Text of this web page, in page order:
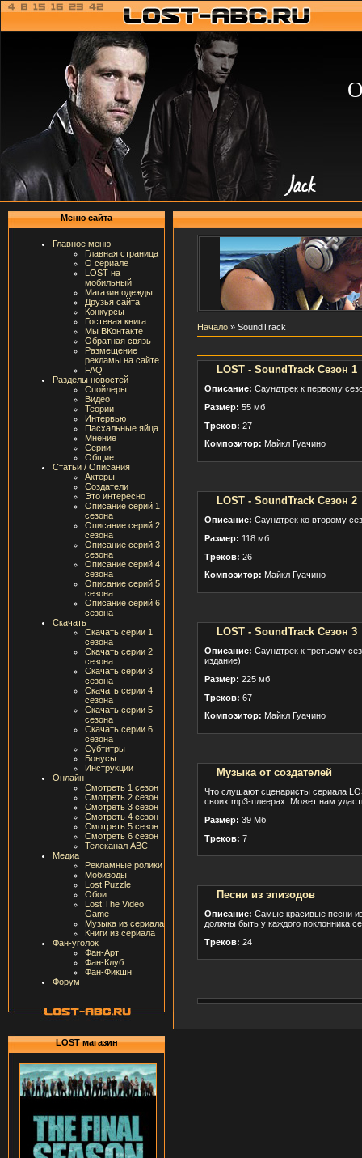
Меню сайта
Главное меню
Главная страница
О сериале
LOST на
мобильный
Магазин одежды
Друзья сайта
Конкурсы
Гостевая книга
Мы ВКонтакте
Обратная связь
Размещение
рекламы на сайте
FAQ
Разделы новостей
Спойлеры
Видео
Теории
Интервью
Пасхальные яйца
Мнение
Серии
Общие
Статьи / Описания
Актеры
Создатели
Это интересно
Описание серий 1
сезона
Описание серий 2
сезона
Описание серий 3
сезона
Описание серий 4
сезона
Описание серий 5
сезона
Описание серий 6
сезона
Скачать
Скачать серии 1
сезона
Скачать серии 2
сезона
Скачать серии 3
сезона
Скачать серии 4
сезона
Скачать серии 5
сезона
Скачать серии 6
сезона
Субтитры
Бонусы
Инструкции
Онлайн
Смотреть 1 сезон
Смотреть 2 сезон
Смотреть 3 сезон
Смотреть 4 сезон
Смотреть 5 сезон
Смотреть 6 сезон
Телеканал ABC
Медиа
Рекламные ролики
Мобизоды
Lost Puzzle
Обои
Lost:The Video
Game
Музыка из сериала
Книги из сериала
Фан-уголок
Фан-Арт
Фан-Клуб
Фан-Фикшн
Форум
LOST магазин
Начало » SoundTrack
LOST - SoundTrack Сезон 1
Описание: Саундтрек к первому
Размер: 55 мб
Треков: 27
Композитор: Майкл Гуачино
LOST - SoundTrack Сезон 2
Описание: Саундтрек ко второму
Размер: 118 мб
Треков: 26
Композитор: Майкл Гуачино
LOST - SoundTrack Сезон 3
Описание: Саундтрек к третьему
издание)
Размер: 225 мб
Треков: 67
Композитор: Майкл Гуачино
Музыка от создателей
Что слушают сценаристы сериала
своих mp3-плеерах. Может нам
Размер: 39 Мб
Треков: 7
Песни из эпизодов
Описание: Самые красивые песни
должны быть у каждого поклонника
Треков: 24